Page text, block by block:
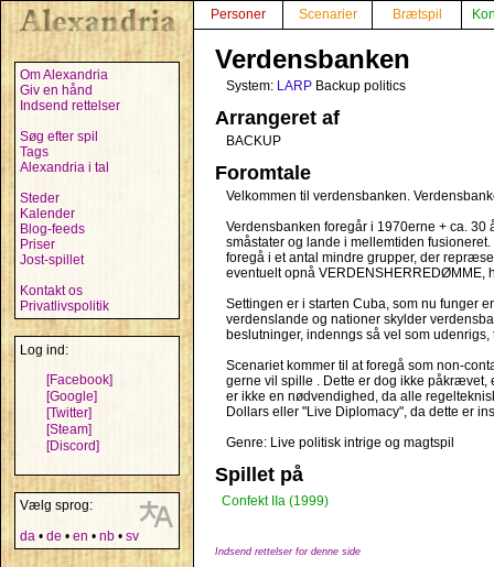
Om Alexandria
Giv en hånd
Indsend rettelser
Søg efter spil
Tags
Alexandria i tal
Steder
Kalender
Blog-feeds
Priser
Jost-spillet
Kontakt os
Privatlivspolitik
Log ind:
[Facebook]
[Google]
[Twitter]
[Steam]
[Discord]
Vælg sprog:
da • de • en • nb • sv
Personer Scenarier Brætspil
Verdensbanken
System: LARP Backup politics
Arrangeret af
BACKUP
Foromtale
Velkommen til verdensbanken.
Verdensbanken foregår i 1970erne + ca.
småstater og lande i mellemtiden
foregå i et antal mindre grupper, der
eventuelt opnå VERDENSHERREDØMME,
Settingen er i starten Cuba, som nu funger
verdenslande og nationer skylder
beslutninger, indenngs så vel som
Scenariet kommer til at foregå som non-
gerne vil spille . Dette er dog ikke påkrævet,
er ikke en nødvendighed, da alle
Dollars eller "Live Diplomacy", da dette er
Genre: Live politisk intrige og magtspil
Spillet på
Confekt IIa (1999)
Indsend rettelser for denne side